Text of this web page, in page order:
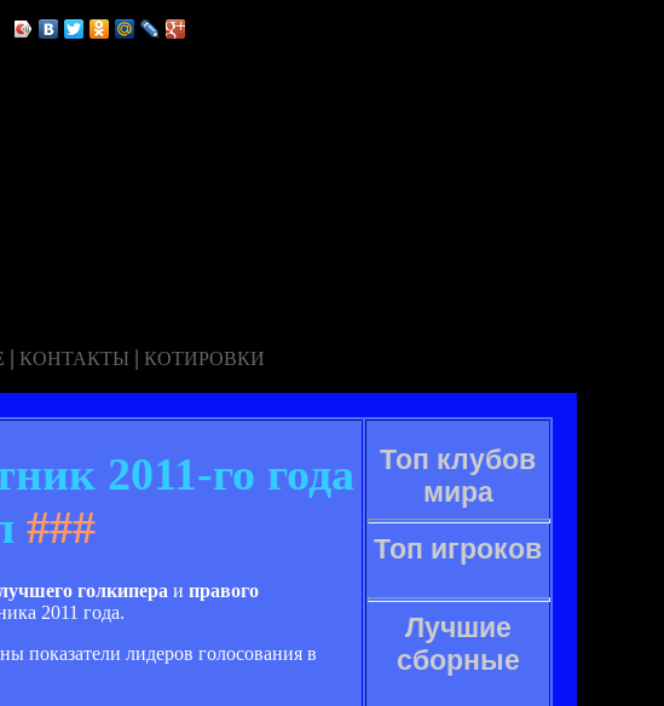
| КОНТАКТЫ | КОТИРОВКИ
2011-го года
###
голкипера и правого
2011 года.
показатели лидеров голосования в
Топ клубов
мира
Топ игроков
Лучшие
сборные